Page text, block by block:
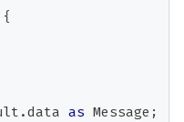
{
.data as Message ;